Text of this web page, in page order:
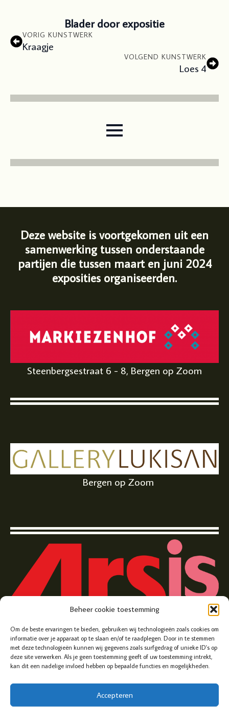
Beheer cookie toestemming
Om de beste ervaringen te bieden, gebruiken wij technologieën zoals cookies om
informatie over je apparaat op te slaan en/of te raadplegen. Door in te stemmen
met deze technologieën kunnen wij gegevens zoals surfgedrag of unieke ID's op
deze site verwerken. Als je geen toestemming geeft of uw toestemming intrekt,
kan dit een nadelige invloed hebben op bepaalde functies en mogelijkheden.
Accepteren
Blader door expositie
VORIG KUNSTWERK
Kraagje
VOLGEND KUNSTWERK
Loes 4
Deze website is voortgekomen uit een
samenwerking tussen onderstaande
partijen die tussen maart en juni 2024
exposities organiseerden.
Steenbergsestraat 6 - 8, Bergen op Zoom
Bergen op Zoom
Zuivelplein 5, Bergen op Zoom